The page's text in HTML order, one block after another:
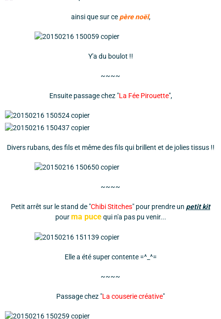
ainsi que sur ce père noël,
Y'a du boulot !!
~~~~
Ensuite passage chez "La Fée Pirouette",
Divers rubans, des fils et même des fils qui brillent et de jolies tissus !!
~~~~
Petit arrêt sur le stand de "Chibi Stitches" pour prendre un petit kit
pourma pucequi n'a pas pu venir...
Elle a été super contente =^_^=
~~~~
Passage chez "La couserie créative"